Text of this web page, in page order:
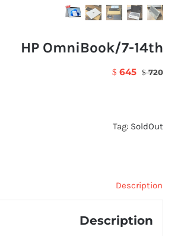
HP OmniBook/7-14th
$720
$ 645
Tag: SoldOut
Description
Description